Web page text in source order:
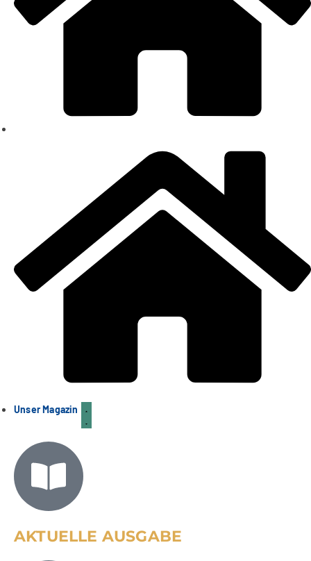
Unser Magazin
AKTUELLE AUSGABE